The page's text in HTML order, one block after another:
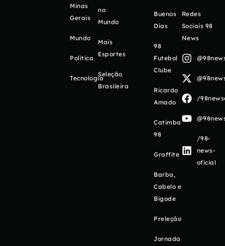
Minas
Gerais
Mundo
Política
Tecnologia
no
Mundo
Mais
Esportes
Seleção
Brasileira
Buenos
Días
98
Futebol
Clube
Ricardo
Amado
Catimba
98
Graffite
Barba,
Cabelo e
Bigode
Preleção
Jornada
Redes
Sociais 98
News
/
/98-
news-
oficial